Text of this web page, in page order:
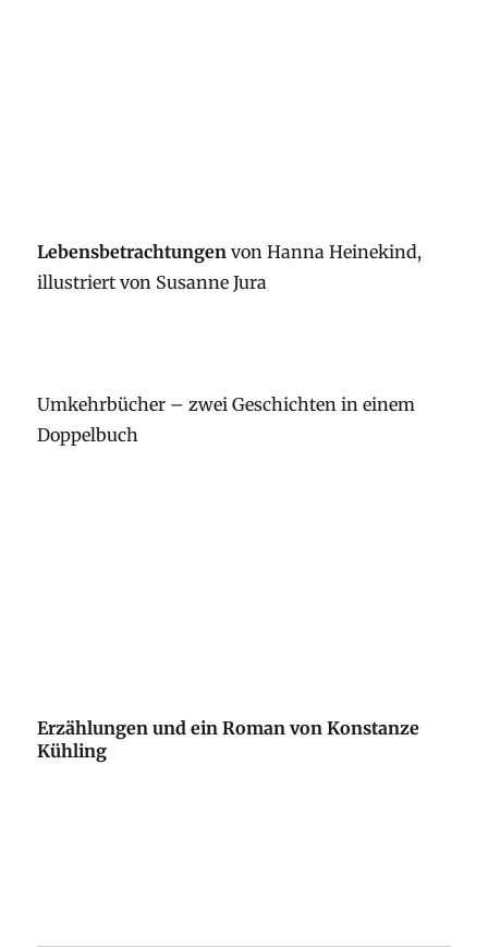
Lebensbetrachtungenvon Hanna Heinekind,
illustriert von Susanne Jura
Umkehrbücher – zwei Geschichten in einem
Doppelbuch
Erzählungen und ein Roman von Konstanze
Kühling